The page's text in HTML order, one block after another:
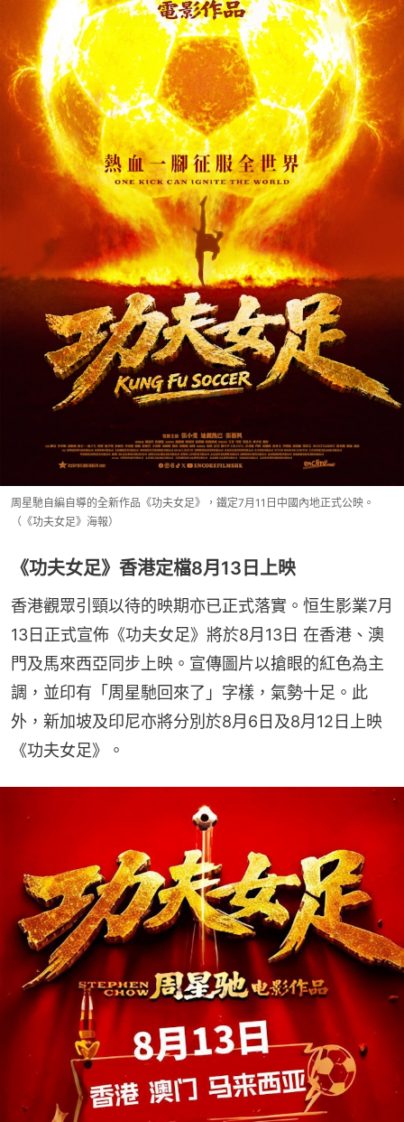
周星馳自編自導的全新作品《功夫女足》，鐵定7月11日中國內地正式公映。
（《功夫女足》海報）
《功夫女足》香港定檔8月13日上映
香港觀眾引頸以待的映期亦已正式落實。恒生影業7月
13日正式宣佈《功夫女足》將於8月13日 在香港、澳
門及馬來西亞同步上映。宣傳圖片以搶眼的紅色為主
調，並印有「周星馳回來了」字樣，氣勢十足。此
外，新加坡及印尼亦將分別於8月6日及8月12日上映
《功夫女足》。